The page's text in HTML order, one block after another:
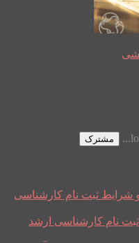
مشترک
شرایط ثبت نام کارشناسی
نام کارشناسی ارشد